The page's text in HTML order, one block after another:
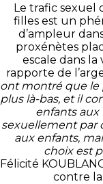
Le trafic sexuel
filles est un
d’ampleur
proxénètes
escale dans
rapporte de
ontmontréque le
plus là-bas, et il
enfants aux
sexuellement par
aux enfants,
choix est
Félicité
contre la